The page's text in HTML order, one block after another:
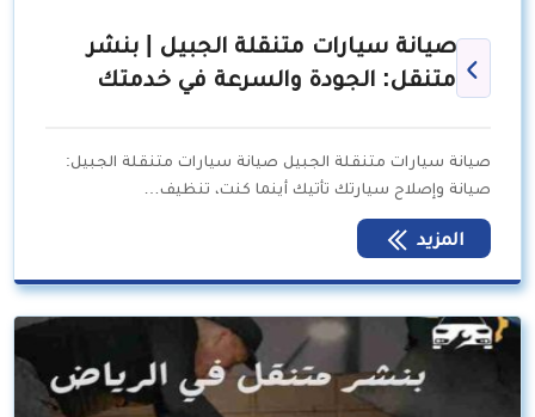
صيانة سيارات متنقلة الجبيل | بنشر
متنقل: الجودة والسرعة في خدمتك
صيانة سيارات متنقلة الجبيل صيانة سيارات متنقلة الجبيل:
صيانة وإصلاح سيارتك تأتيك أينما كنت، تنظيف…
المزيد